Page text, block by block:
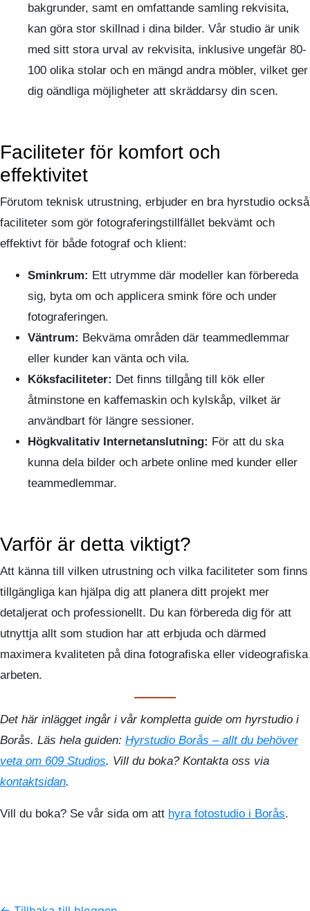
bakgrunder, samt en omfattande samling rekvisita,
kan göra stor skillnad i dina bilder. Vår studio är unik
med sitt stora urval av rekvisita, inklusive ungefär 80-
100 olika stolar och en mängd andra möbler, vilket ger
dig oändliga möjligheter att skräddarsy din scen.
Faciliteter för komfort och
effektivitet
Förutom teknisk utrustning, erbjuder en bra hyrstudio också
faciliteter som gör fotograferingstillfället bekvämt och
effektivt för både fotograf och klient:
Sminkrum: Ett utrymme där modeller kan förbereda
sig, byta om och applicera smink före och under
fotograferingen.
Väntrum: Bekväma områden där teammedlemmar
eller kunder kan vänta och vila.
Köksfaciliteter: Det finns tillgång till kök eller
åtminstone en kaffemaskin och kylskåp, vilket är
användbart för längre sessioner.
Högkvalitativ Internetanslutning: För att du ska
kunna dela bilder och arbete online med kunder eller
teammedlemmar.
Varför är detta viktigt?
Att känna till vilken utrustning och vilka faciliteter som finns
tillgängliga kan hjälpa dig att planera ditt projekt mer
detaljerat och professionellt. Du kan förbereda dig för att
utnyttja allt som studion har att erbjuda och därmed
maximera kvaliteten på dina fotografiska eller videografiska
arbeten.
Det här inlägget ingår i vår kompletta guide om hyrstudio i
Borås. Läs hela guiden: Hyrstudio Borås – allt du behöver
veta om 609 Studios. Vill du boka? Kontakta oss via
kontaktsidan.
Vill du boka? Se vår sida om att hyra fotostudio i Borås.